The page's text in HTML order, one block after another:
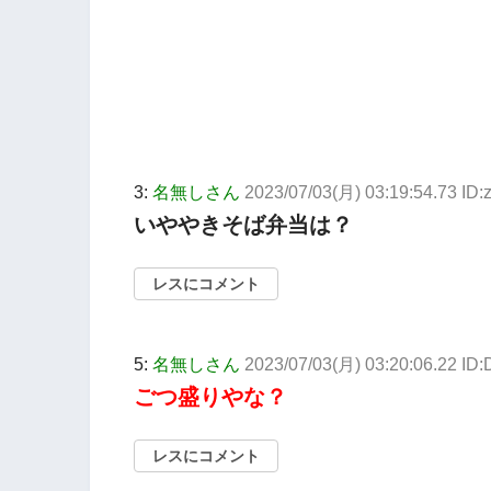
3: 名無しさん 2023/07/03(月) 03:19:54.73
いややきそば弁当は？
レスにコメント
5: 名無しさん 2023/07/03(月) 03:20:06.22
ごつ盛りやな？
レスにコメント